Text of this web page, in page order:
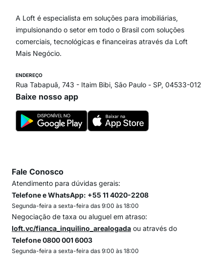
Paraíso
Itaim Bibi
A Loft é especialista em soluções para imobiliárias,
impulsionando o setor em todo o Brasil com soluções
comerciais, tecnológicas e financeiras através da Loft
Mais Negócio.
ENDEREÇO
Rua Tabapuã, 743 - Itaim Bibi, São Paulo - SP, 04533-012
Baixe nosso app
Fale Conosco
Atendimento para dúvidas gerais:
Telefone e WhatsApp: +55 11 4020-2208
Segunda-feira a sexta-feira das 9:00 às 18:00
Negociação de taxa ou aluguel em atraso:
loft.vc/fianca_inquilino_arealogada ou através do
Telefone 0800 001 6003
Segunda-feira a sexta-feira das 9:00 às 18:00